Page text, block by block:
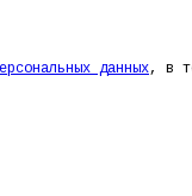
данных, в